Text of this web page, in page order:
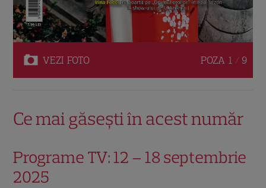
VEZI FOTO POZA 1 / 9
Ce mai găsești în acest număr
Programe TV: 12 – 18 septembrie
2025